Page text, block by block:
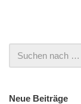
Neue Beiträge